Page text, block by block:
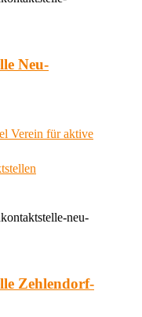
Neu-
Verein für aktive
neu-
Zehlendorf-